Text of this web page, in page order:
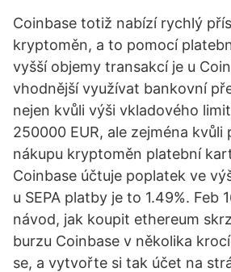
Coinbase totiž nabízí rychlý
kryptoměn, a to pomocí
vyšší objemy transakcí je u
vhodnější využívat bankovní
nejen kvůli výši vkladového
250000 EUR, ale zejména kvůli
nákupu kryptoměn platební
Coinbase účtuje poplatek ve
u SEPA platby je to 1.49%. Feb
návod, jak koupit ethereum
burzu Coinbase v několika
se, a vytvořte si tak účet na